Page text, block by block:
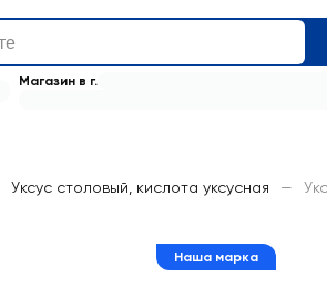
Магазин в г.
Уксус столовый, кислота уксусная —
Наша марка